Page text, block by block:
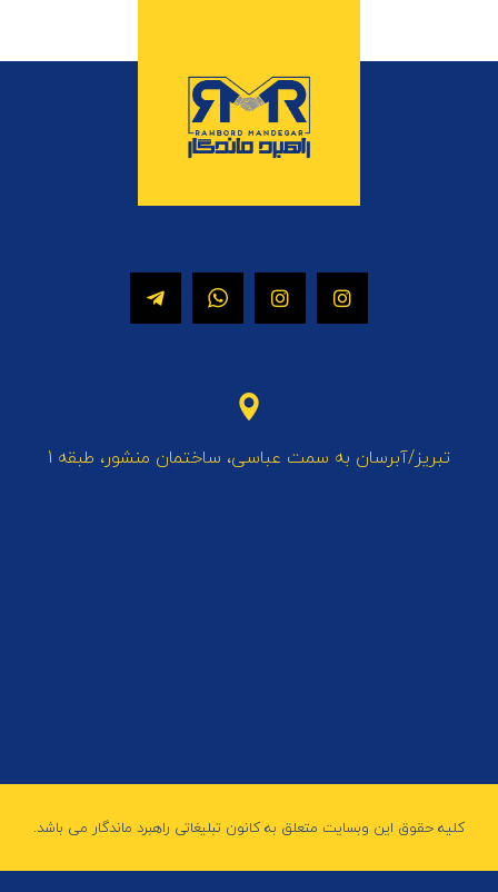
تبریز/آبرسان به سمت عباسی، ساختمان منشور، طبقه 1
کلیه حقوق این وبسایت متعلق به کانون تبلیغاتی راهبرد ماندگار می باشد.